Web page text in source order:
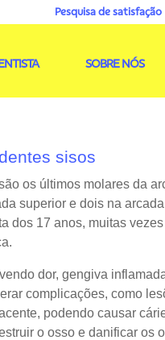
Pesquisa de satisfação
SOBRE NÓS
sisos
os últimos molares da
superior e dois na
dos 17 anos, muitas
dor, gengiva
complicações, como
podendo causar
o osso e danificar os